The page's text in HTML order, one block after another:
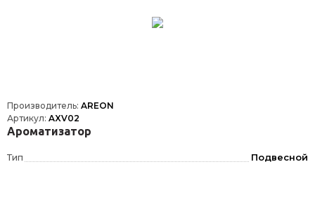
Производитель: AREON
Артикул: AXV02
Ароматизатор
Тип Подвесной